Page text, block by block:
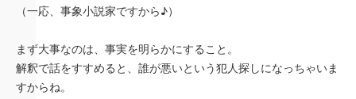
（一応、事象小説家ですから♪）
まず大事なのは、事実を明らかにすること。
解釈で話をすすめると、誰が悪いという犯人探しになっちゃいま
すからね。